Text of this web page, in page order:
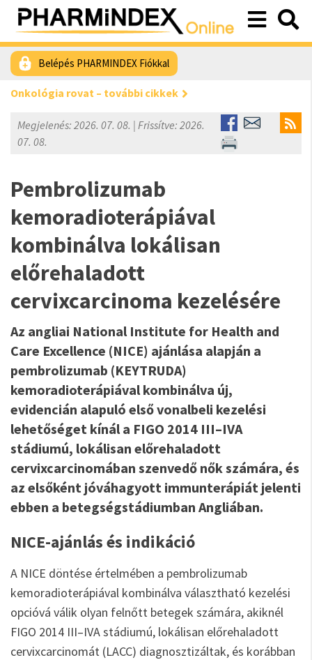
Belépés PHARMINDEX Fiókkal
Onkológia rovat – további cikkek
Megjelenés: 2026. 07. 08. | Frissítve: 2026.
07. 08.
Pembrolizumab
kemoradioterápiával
kombinálva lokálisan
előrehaladott
cervixcarcinoma kezelésére
Az angliai National Institute for Health and
Care Excellence (NICE) ajánlása alapján a
pembrolizumab (KEYTRUDA)
kemoradioterápiával kombinálva új,
evidencián alapuló első vonalbeli kezelési
lehetőséget kínál a FIGO 2014 III–IVA
stádiumú, lokálisan előrehaladott
cervixcarcinomában szenvedő nők számára, és
az elsőként jóváhagyott immunterápiát jelenti
ebben a betegségstádiumban Angliában.
NICE-ajánlás és indikáció
A NICE döntése értelmében a pembrolizumab
kemoradioterápiával kombinálva választható kezelési
opcióvá válik olyan felnőtt betegek számára, akiknél
FIGO 2014 III–IVA stádiumú, lokálisan előrehaladott
cervixcarcinomát (LACC) diagnosztizáltak, és korábban